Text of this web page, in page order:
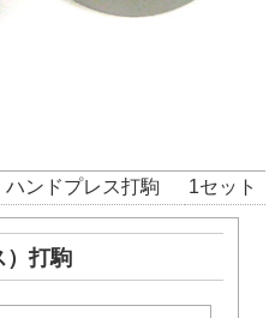
ンドプレス打駒
1セット
）打駒